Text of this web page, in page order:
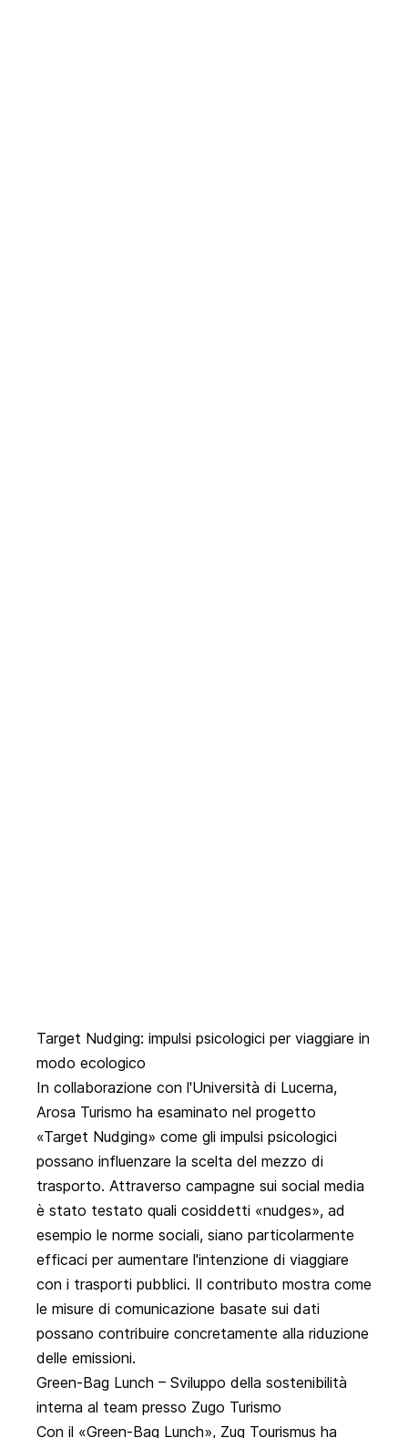
Target Nudging: impulsi psicologici per viaggiare in
modo ecologico
In collaborazione con l'Università di Lucerna,
Arosa Turismo ha esaminato nel progetto
«Target Nudging» come gli impulsi psicologici
possano influenzare la scelta del mezzo di
trasporto. Attraverso campagne sui social media
è stato testato quali cosiddetti «nudges», ad
esempio le norme sociali, siano particolarmente
efficaci per aumentare l'intenzione di viaggiare
con i trasporti pubblici. Il contributo mostra come
le misure di comunicazione basate sui dati
possano contribuire concretamente alla riduzione
delle emissioni.
Green-Bag Lunch – Sviluppo della sostenibilità
interna al team presso Zugo Turismo
Con il «Green-Bag Lunch», Zug Tourismus ha